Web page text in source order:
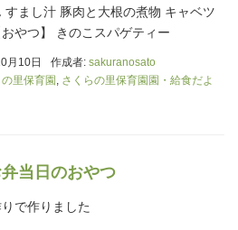
すまし汁 豚肉と大根の煮物 キャベツ
やつ】 きのこスパゲティー
月10日 作成者: sakuranosato
里保育園 , さくらの里保育園園・給食だよ
当日のおやつ
で作りました